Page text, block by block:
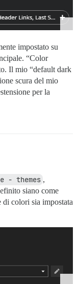
impostato su
“Color
Il mio “default dark
scura del mio
per la
- themes ,
siano come
di colori sia impostata